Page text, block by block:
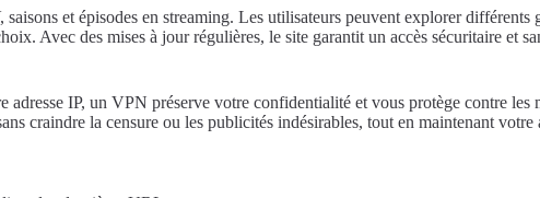
et épisodes en streaming. Les utilisateurs peuvent explorer différents
Avec des mises à jour régulières, le site garantit un accès sécuritaire et
IP, un VPN préserve votre confidentialité et vous protège contre les
craindre la censure ou les publicités indésirables, tout en maintenant votre